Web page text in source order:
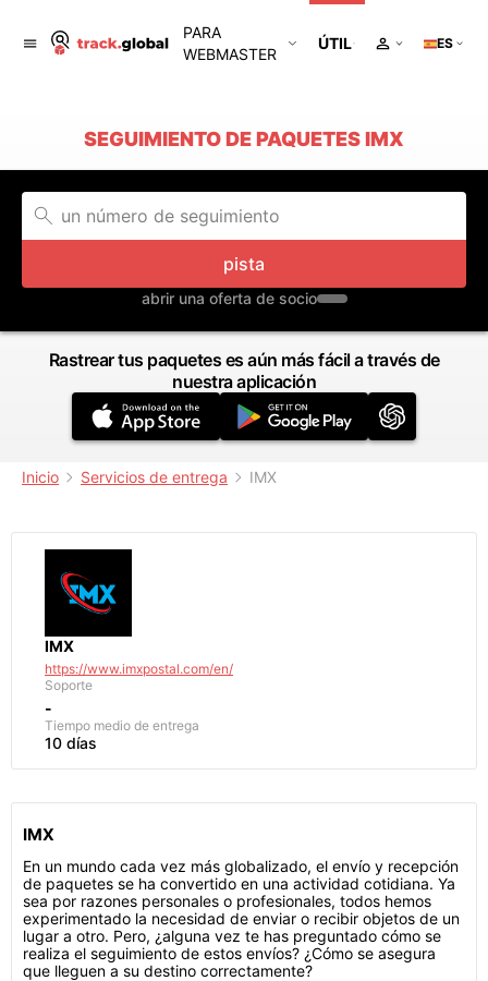
PARA
WEBMASTER
ÚTIL ES
SEGUIMIENTO DE PAQUETES IMX
pista
abrir una oferta de socio
Rastrear tus paquetes es aún más fácil a través de
nuestra aplicación
Inicio Servicios de entrega IMX
IMX
https://www.imxpostal.com/en/
Soporte
-
Tiempo medio de entrega
10 días
IMX
En un mundo cada vez más globalizado, el envío y recepción
de paquetes se ha convertido en una actividad cotidiana. Ya
sea por razones personales o profesionales, todos hemos
experimentado la necesidad de enviar o recibir objetos de un
lugar a otro. Pero, ¿alguna vez te has preguntado cómo se
realiza el seguimiento de estos envíos? ¿Cómo se asegura
que lleguen a su destino correctamente?